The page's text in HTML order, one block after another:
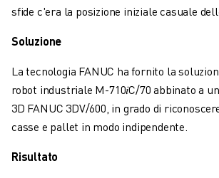
SOLUZIONI PER L’INDUSTRIA
WORLDSKILLS E GIOVANI TALENTI
NOTIZIE E MEDIA
EVENTI
GIORNATE PORTE APERTE
EVENTI FORMATIVI
INFORMAZIONI SU FANUC
sfide c'era la posizione iniziale casuale
Soluzione
La tecnologia FANUC ha fornito la
robot industriale M-710𝑖C/70 abbinato a
3D FANUC 3DV/600, in grado di
casse e pallet in modo indipendente.
Risultato